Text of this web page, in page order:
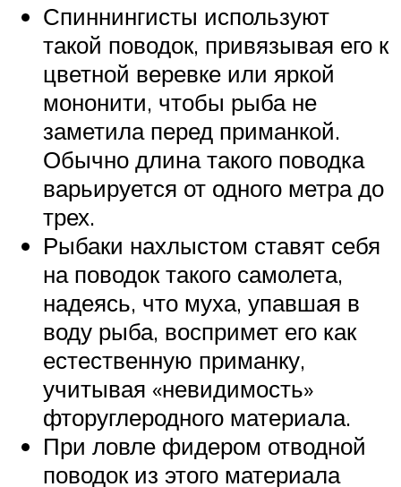
Спиннингисты используют
такой поводок, привязывая его к
цветной веревке или яркой
мононити, чтобы рыба не
заметила перед приманкой.
Обычно длина такого поводка
варьируется от одного метра до
трех.
Рыбаки нахлыстом ставят себя
на поводок такого самолета,
надеясь, что муха, упавшая в
воду рыба, воспримет его как
естественную приманку,
учитывая «невидимость»
фторуглеродного материала.
При ловле фидером отводной
поводок из этого материала